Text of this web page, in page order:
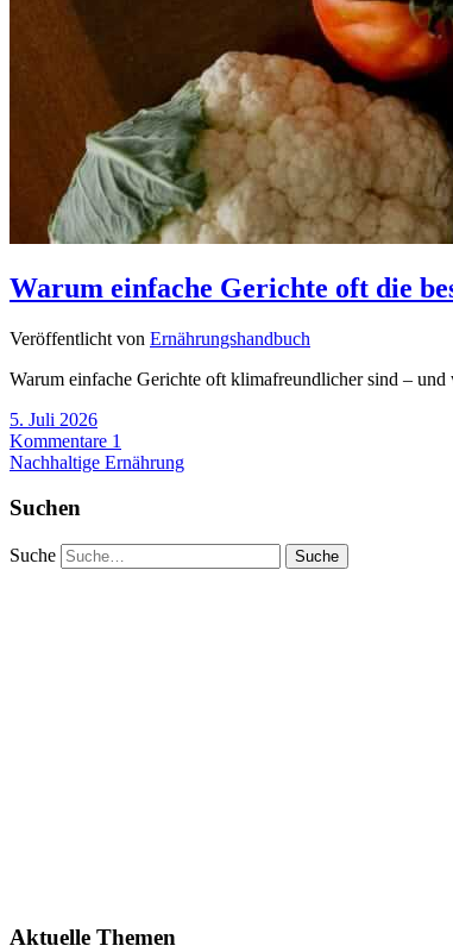
Warum einfache Gerichte oft die
Veröffentlicht von Ernährungshandbuch
Warum einfache Gerichte oft klimafreundlicher sind –
5. Juli 2026
Kommentare 1
Nachhaltige Ernährung
Suchen
Suche
Aktuelle Themen